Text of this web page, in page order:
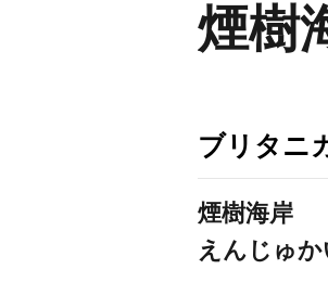
煙樹
ブリタニ
煙樹海岸
えんじゅ